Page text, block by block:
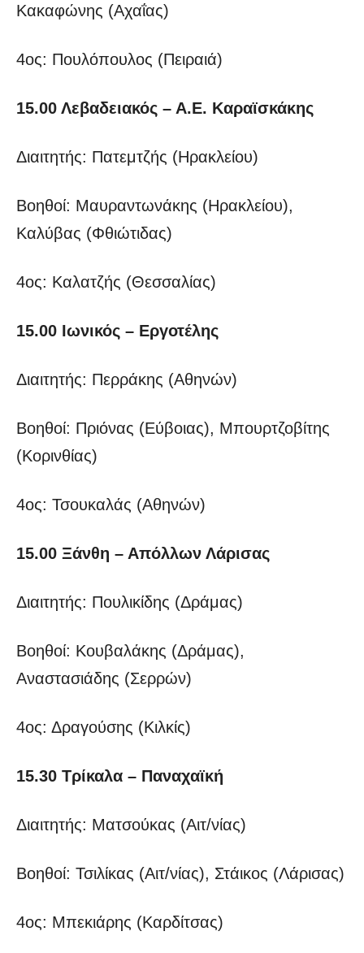
Κακαφώνης (Αχαΐας)
4ος: Πουλόπουλος (Πειραιά)
15.00 Λεβαδειακός – Α.Ε. Καραϊσκάκης
Διαιτητής: Πατεμτζής (Ηρακλείου)
Βοηθοί: Μαυραντωνάκης (Ηρακλείου),
Καλύβας (Φθιώτιδας)
4ος: Καλατζής (Θεσσαλίας)
15.00 Ιωνικός – Εργοτέλης
Διαιτητής: Περράκης (Αθηνών)
Βοηθοί: Πριόνας (Εύβοιας), Μπουρτζοβίτης
(Κορινθίας)
4ος: Τσουκαλάς (Αθηνών)
15.00 Ξάνθη – Απόλλων Λάρισας
Διαιτητής: Πουλικίδης (Δράμας)
Βοηθοί: Κουβαλάκης (Δράμας),
Αναστασιάδης (Σερρών)
4ος: Δραγούσης (Κιλκίς)
15.30 Τρίκαλα – Παναχαϊκή
Διαιτητής: Ματσούκας (Αιτ/νίας)
Βοηθοί: Τσιλίκας (Αιτ/νίας), Στάικος (Λάρισας)
4ος: Μπεκιάρης (Καρδίτσας)